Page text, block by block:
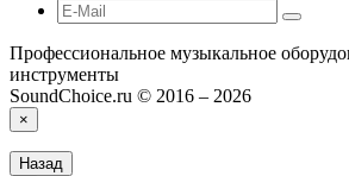
Профессиональное музыкальное
инструменты
SoundChoice.ru © 2016 – 2026
×
Назад